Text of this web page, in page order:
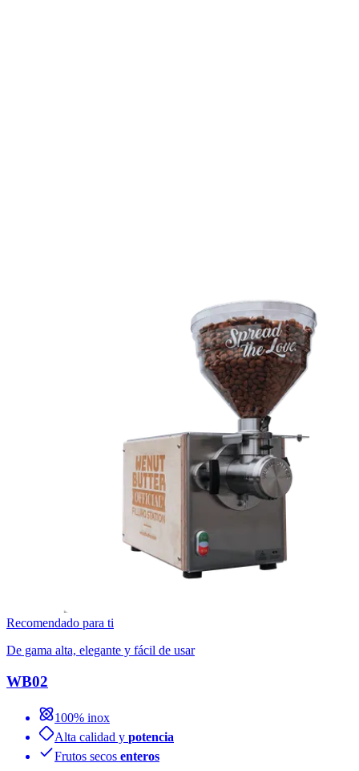
Recomendado para ti
De gama alta, elegante y fácil de usar
WB02
100% inox
Alta calidad y potencia
Frutos secos enteros